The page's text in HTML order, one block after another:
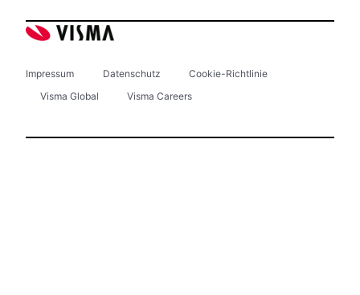
Impressum Datenschutz
Cookie-Richtlinie
Visma Global
Visma Careers